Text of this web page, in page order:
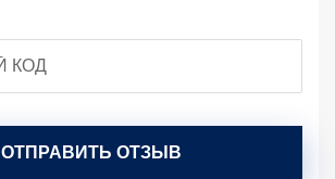
ОТПРАВИТЬ ОТЗЫВ